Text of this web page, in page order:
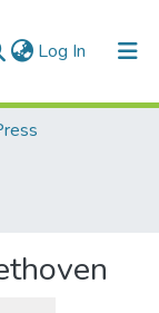
Log In (current)